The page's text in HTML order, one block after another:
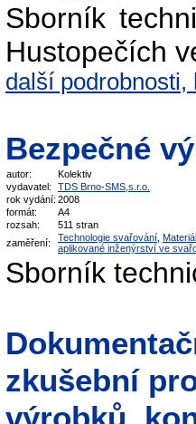
Sborník
Hustopečích
další podrobnosti,
Bezpečné
autor:
Kolektiv
vydavatel:
TDS Brno-SMS,s.r.o.
rok vydání: 2008
formát:
A4
rozsah:
511 stran
zaměření:
Technologie svařování
aplikované inženýrství ve
Sborník
zkušební